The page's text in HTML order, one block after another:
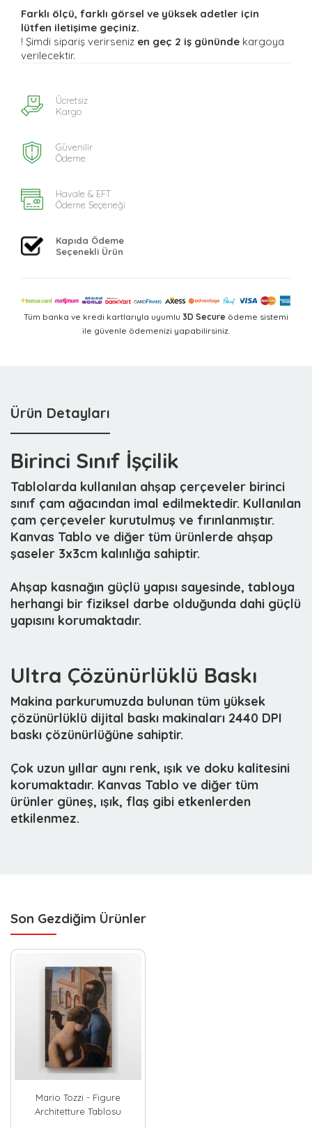
Farklı ölçü, farklı görsel ve yüksek adetler için
lütfen iletişime geçiniz.
! Şimdi sipariş verirseniz en geç 2 iş gününde kargoya
verilecektir.
Ücretsiz
Kargo
Güvenilir
Ödeme
Havale & EFT
Ödeme Seçeneği
Kapıda Ödeme
Seçenekli Ürün
Tüm banka ve kredi kartlarıyla uyumlu 3D Secure ödeme sistemi
ile güvenle ödemenizi yapabilirsiniz.
Ürün Detayları
Birinci Sınıf İşçilik
Tablolarda kullanılan ahşap çerçeveler birinci
sınıf çam ağacından imal edilmektedir. Kullanılan
çam çerçeveler kurutulmuş ve fırınlanmıştır.
Kanvas Tablo ve diğer tüm ürünlerde ahşap
şaseler 3x3cm kalınlığa sahiptir.
Ahşap kasnağın güçlü yapısı sayesinde, tabloya
herhangi bir fiziksel darbe olduğunda dahi güçlü
yapısını korumaktadır.
Ultra Çözünürlüklü Baskı
Makina parkurumuzda bulunan tüm yüksek
çözünürlüklü dijital baskı makinaları 2440 DPI
baskı çözünürlüğüne sahiptir.
Çok uzun yıllar aynı renk, ışık ve doku kalitesini
korumaktadır. Kanvas Tablo ve diğer tüm
ürünler güneş, ışık, flaş gibi etkenlerden
etkilenmez.
Son Gezdiğim Ürünler
Mario Tozzi - Figure
Architetture Tablosu